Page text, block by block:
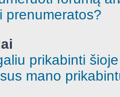
prenumeratos?
prikabinti
mano